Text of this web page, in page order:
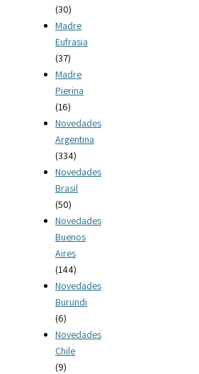
(30)
Madre
Eufrasia
(37)
Madre
Pierina
(16)
Novedades
Argentina
(334)
Novedades
Brasil
(50)
Novedades
Buenos
Aires
(144)
Novedades
Burundi
(6)
Novedades
Chile
(9)